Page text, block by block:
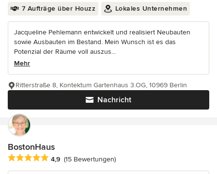
7 Aufträge über Houzz Lokales Unternehmen
Jacqueline Pehlemann entwickelt und realisiert Neubauten
sowie Ausbauten im Bestand. Mein Wunsch ist es das
Potenzial der Räume voll auszus...
Mehr
Nachricht
Ritterstraße 8, Kontektum Gartenhaus 3.OG, 10969 Berlin
BostonHaus
Durchschnittliche Bewertung: 4.9 von 5 Sternen
4,9 (15 Bewertungen)